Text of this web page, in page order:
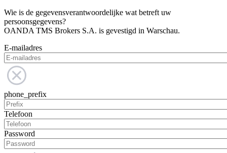
Wie is de gegevensverantwoordelijke wat betreft uw
persoonsgegevens?
OANDA TMS Brokers S.A. is gevestigd in Warschau.
E-mailadres
phone_prefix
Telefoon
Password